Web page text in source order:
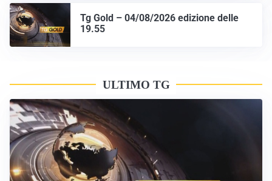
Tg Gold – 04/08/2026 edizione delle
19.55
ULTIMO TG